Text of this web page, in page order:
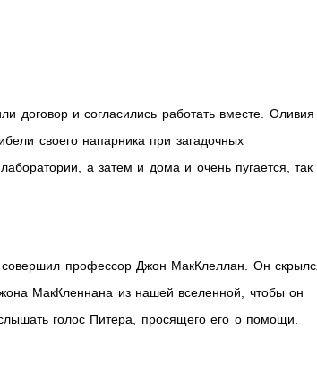
договор и согласились работать вместе. Оливия
своего напарника при загадочных
а затем и дома и очень пугается, так
профессор Джон МакКлеллан. Он
МакКленнана из нашей вселенной, чтобы он
голос Питера, просящего его о помощи.